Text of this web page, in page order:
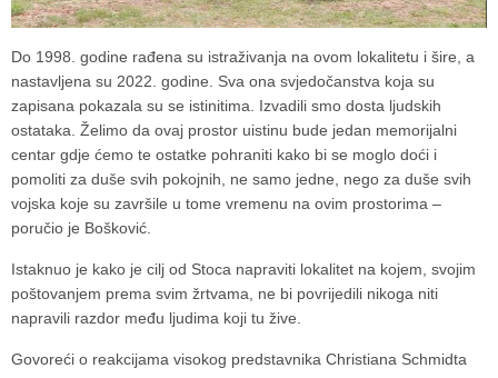
Do 1998. godine rađena su istraživanja na ovom lokalitetu i šire, a
nastavljena su 2022. godine. Sva ona svjedočanstva koja su
zapisana pokazala su se istinitima. Izvadili smo dosta ljudskih
ostataka. Želimo da ovaj prostor uistinu bude jedan memorijalni
centar gdje ćemo te ostatke pohraniti kako bi se moglo doći i
pomoliti za duše svih pokojnih, ne samo jedne, nego za duše svih
vojska koje su završile u tome vremenu na ovim prostorima –
poručio je Bošković.
Istaknuo je kako je cilj od Stoca napraviti lokalitet na kojem, svojim
poštovanjem prema svim žrtvama, ne bi povrijedili nikoga niti
napravili razdor među ljudima koji tu žive.
Govoreći o reakcijama visokog predstavnika Christiana Schmidta